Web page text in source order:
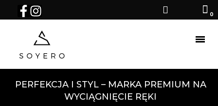
PERFEKCJA I STYL – MARKA PREMIUM NA
WYCIĄGNIĘCIE RĘKI